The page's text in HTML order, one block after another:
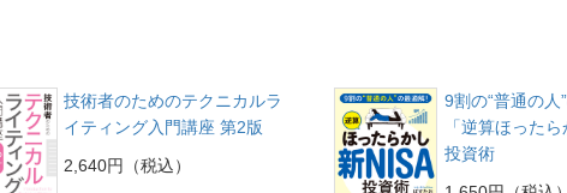
技術者のためのテクニカルラ
イティング入門講座 第2版
2,640円（税込）
9割の“普通の人
「逆算ほった
投資術